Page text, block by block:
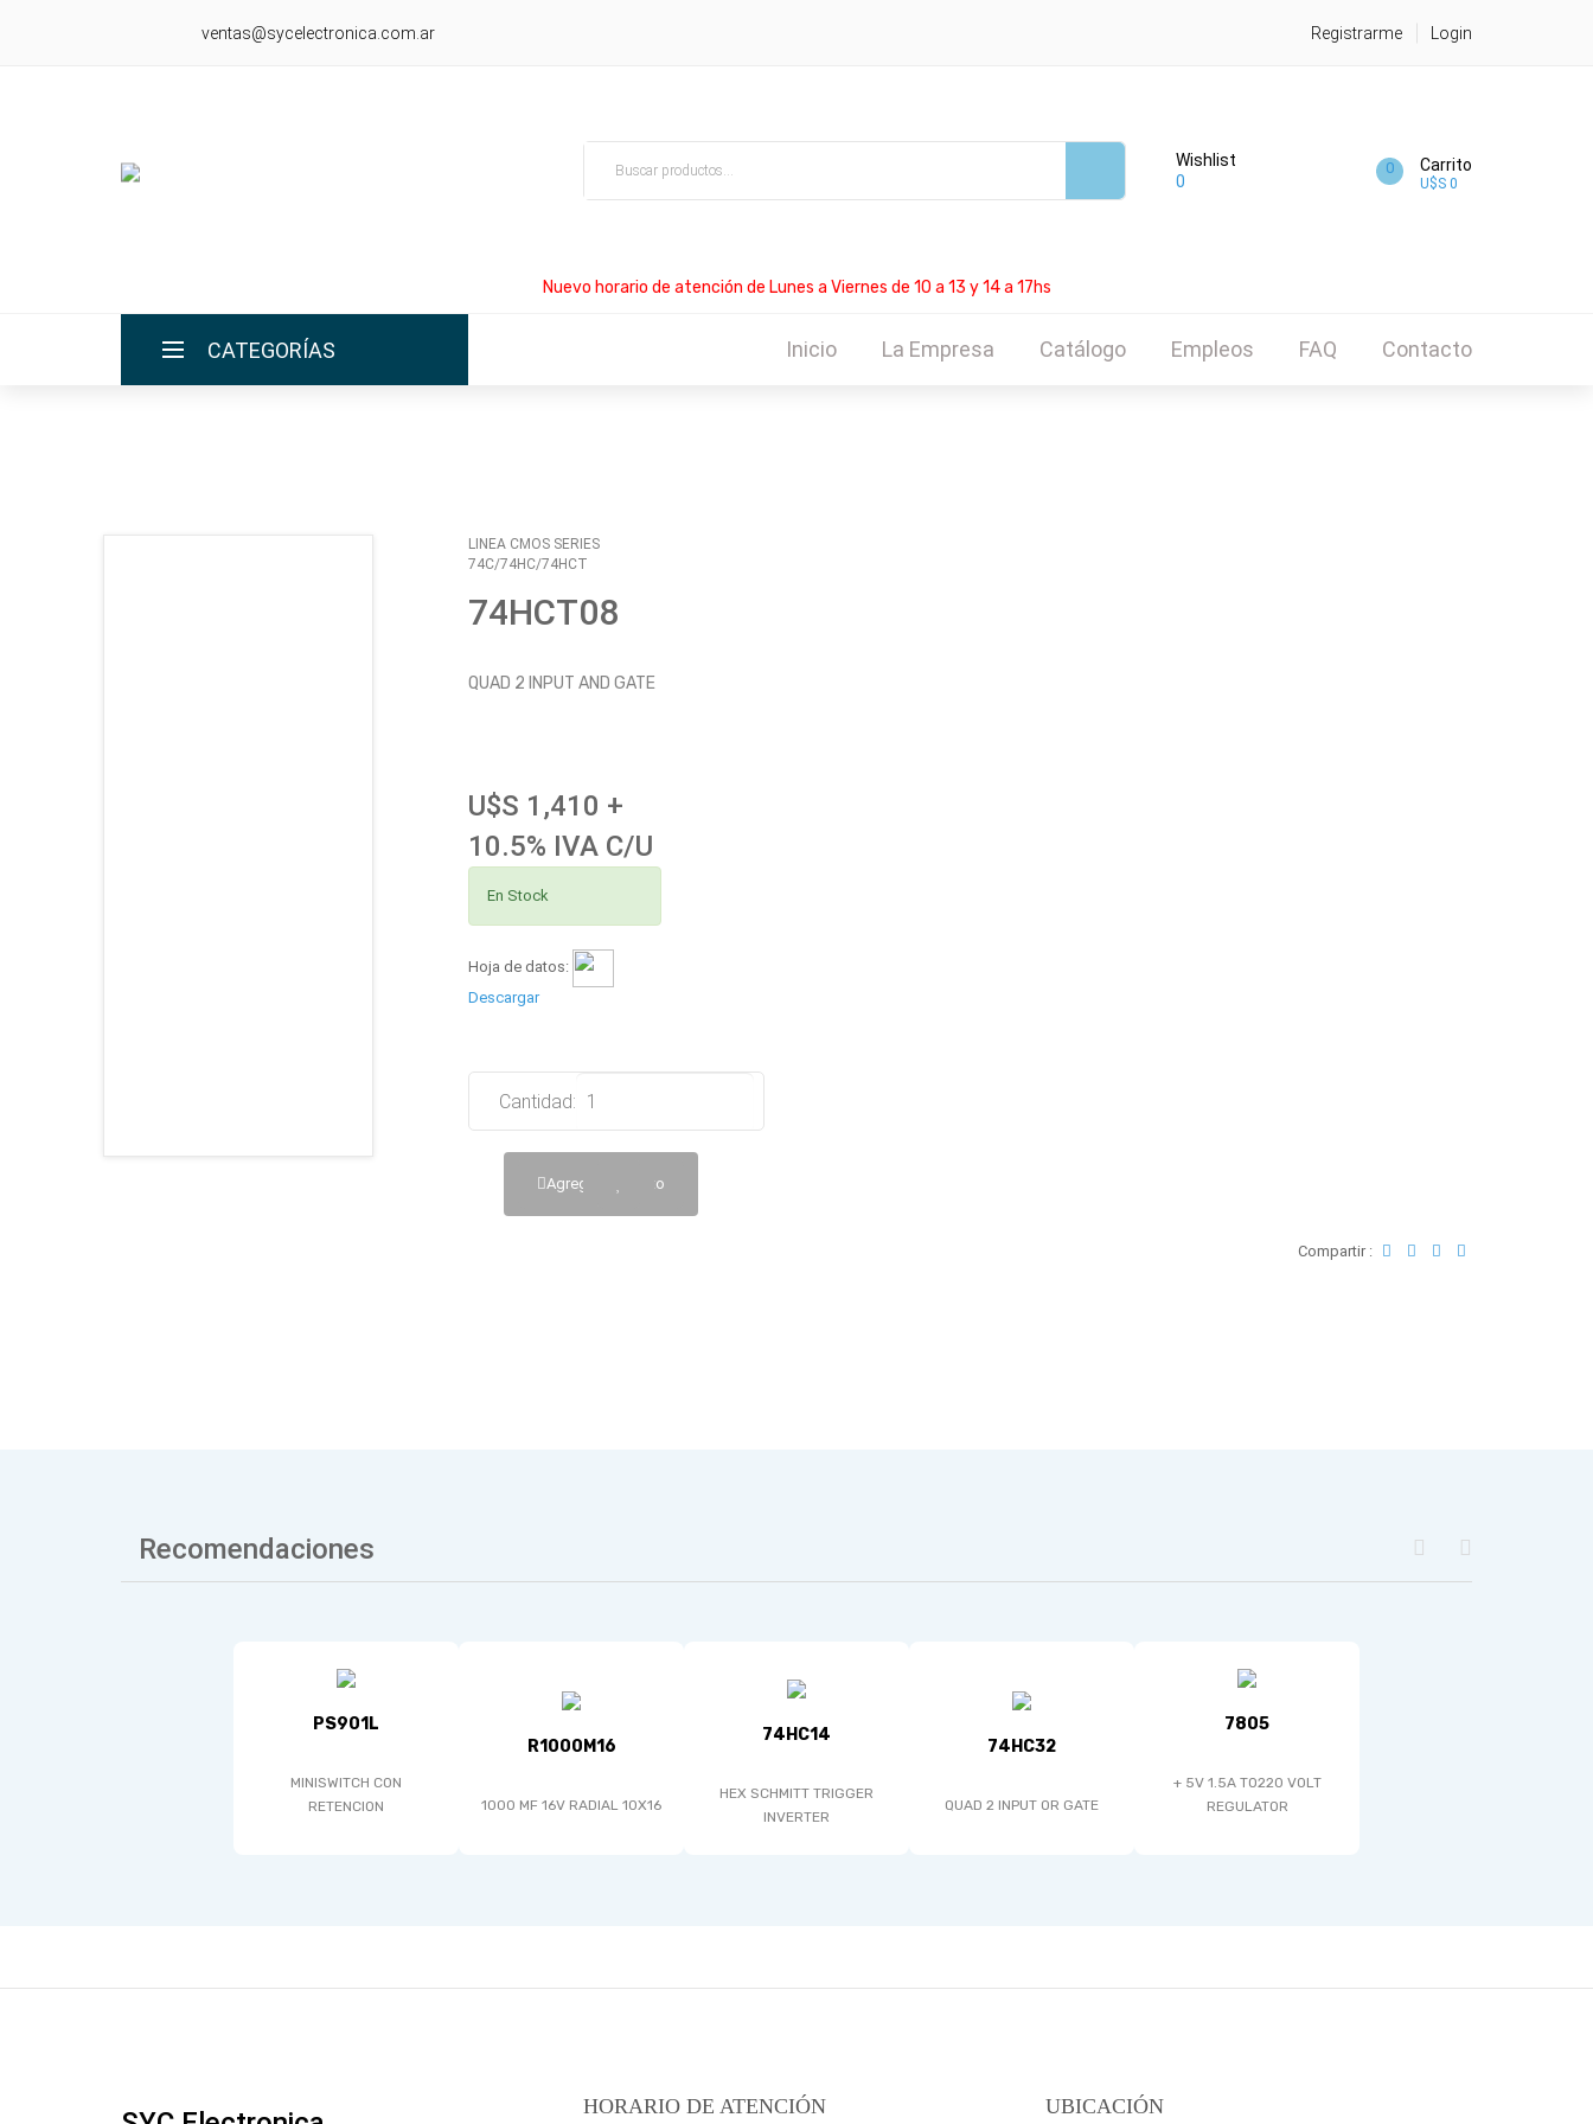
ventas@sycelectronica.com.ar Registrarme Login
Wishlist
0
0 Carrito
U$S 0
Nuevo horario de atención de Lunes a Viernes de 10 a 13 y 14 a 17hs
CATEGORÍAS Inicio La Empresa Catálogo Empleos FAQ Contacto
LINEA CMOS SERIES
74C/74HC/74HCT
74HCT08
QUAD 2 INPUT AND GATE
U$S 1,410 +
10.5% IVA C/U
En Stock
Hoja de datos:
Descargar
Cantidad:
Agregar al Carrito
Compartir :
Recomendaciones
PS901L
MINISWITCH CON
RETENCION
R1000M16
1000 MF 16V RADIAL 10X16
74HC14
HEX SCHMITT TRIGGER
INVERTER
74HC32
QUAD 2 INPUT OR GATE
7805
+ 5V 1.5A TO220 VOLT
REGULATOR
HORARIO DE ATENCIÓN UBICACIÓN